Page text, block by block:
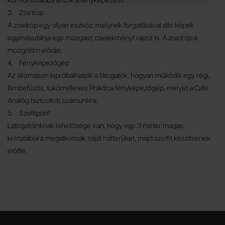
3. Zoetróp
A zoetróp egy olyan eszköz, melynek forgatásával álló képek
egymásutánja egy mozgást, cselekményt rajzol ki. A zoetróp a
mozgófilm elődje.
4. Fényképezőgép
Az állomáson kipróbálhatják a látogatók, hogyan működik egy régi,
filmbefűzős, tükörreflexes Praktica fényképezőgép, melyet a Café
Analóg biztosított számunkra.
5. Szelfipont
Látogatóinknak lehetősége van, hogy egy 3 méter magas
krétatáblára megalkossák saját hátterüket, majd szelfit készítsenek
előtte.